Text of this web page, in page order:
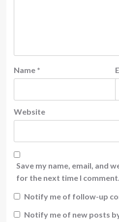
Name *
Website
Save my name, email, and
for the next time I comment.
Notify me of follow-up
Notify me of new posts